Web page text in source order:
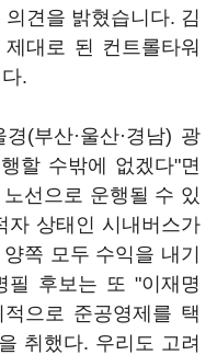
견을 밝혔습니다. 김
대로 된 컨트롤타워
.
(부산·울산·경남) 광
할 수밖에 없겠다"면
선으로 운행될 수 있
자 상태인 시내버스가
쪽 모두 수익을 내기
필 후보는 또 "이재명
으로 준공영제를 택
취했다. 우리도 고려